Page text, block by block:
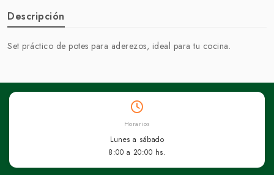
Descripción
Set práctico de potes para aderezos, ideal para tu cocina.
Horarios
Lunes a sábado
8:00 a 20:00 hs.